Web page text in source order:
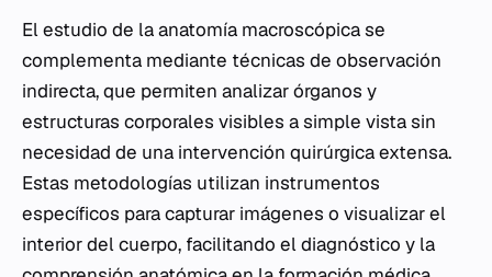
El estudio de la anatomía macroscópica se
complementa mediante técnicas de observación
indirecta, que permiten analizar órganos y
estructuras corporales visibles a simple vista sin
necesidad de una intervención quirúrgica extensa.
Estas metodologías utilizan instrumentos
específicos para capturar imágenes o visualizar el
interior del cuerpo, facilitando el diagnóstico y la